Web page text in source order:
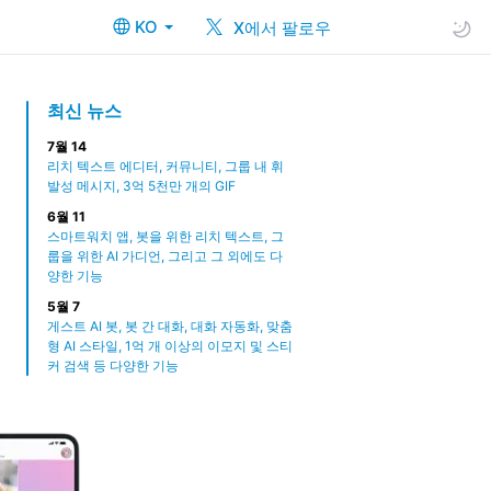
KO X에서 팔로우
최신 뉴스
7월 14
리치 텍스트 에디터, 커뮤니티, 그룹 내 휘
발성 메시지, 3억 5천만 개의 GIF
6월 11
스마트워치 앱, 봇을 위한 리치 텍스트, 그
룹을 위한 AI 가디언, 그리고 그 외에도 다
양한 기능
5월 7
게스트 AI 봇, 봇 간 대화, 대화 자동화, 맞춤
형 AI 스타일, 1억 개 이상의 이모지 및 스티
커 검색 등 다양한 기능